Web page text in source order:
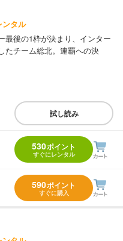
ンタル
最後の1枠が決まり、インター
たチーム総北。連覇への決
試し読み
530ポイント
すぐにレンタル
590ポイント
すぐに購入